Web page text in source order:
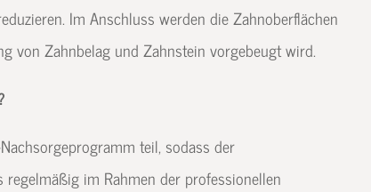
Im Anschluss werden die Zahnoberflächen
von Zahnbelag und Zahnstein vorgebeugt wird.
teil, sodass der
im Rahmen der professionellen